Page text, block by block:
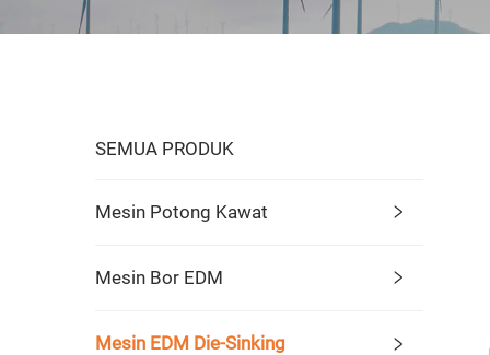
SEMUA PRODUK
Mesin Potong Kawat
Mesin Bor EDM
Mesin EDM Die-Sinking